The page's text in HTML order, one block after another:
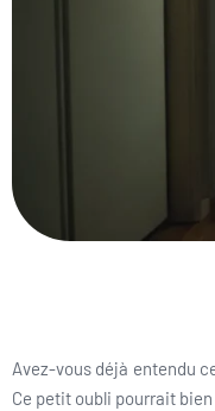
Avez-vous déjà entendu
Ce petit oubli pourrait